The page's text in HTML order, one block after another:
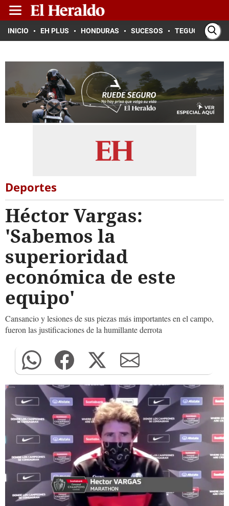
INICIO EH PLUS HONDURAS SUCESOS TEGUCIGALPA
Deportes
Héctor Vargas:
'Sabemos la
superioridad
económica de este
equipo'
Cansancio y lesiones de sus piezas más importantes en el campo,
fueron las justificaciones de la humillante derrota